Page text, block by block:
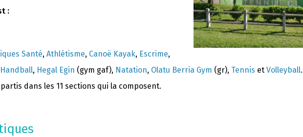
:
Santé, Athlétisme, Canoë Kayak, Escrime,
Handball, Hegal Egin (gym gaf), Natation, Olatu Berria Gym (gr), Tennis et Volleyball.
dans les 11 sections qui la composent.